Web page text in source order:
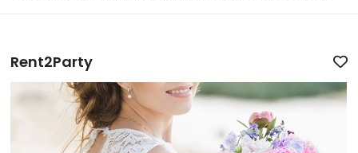
Rent2Party